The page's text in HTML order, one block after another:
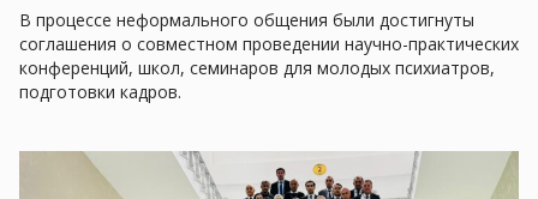
В процессе неформального общения были достигнуты
соглашения о совместном проведении научно-практических
конференций, школ, семинаров для молодых психиатров,
подготовки кадров.